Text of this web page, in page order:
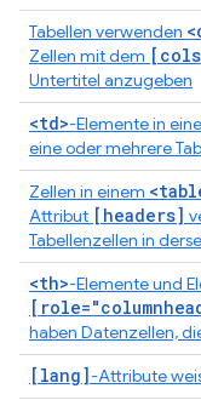
Tabellen verwenden
Zellen mit dem
Untertitel anzugeben
<td>-Elemente in
eine oder mehrere
Zellen in einem
Attribut [headers]
Tabellenzellen in
<th>-Elemente und
haben Datenzellen,
[lang]-Attribute